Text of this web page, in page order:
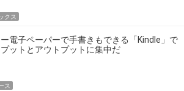
クス
電子ペーパーで手書きもできる「Kindle」で
ットとアウトプットに集中だ
ス